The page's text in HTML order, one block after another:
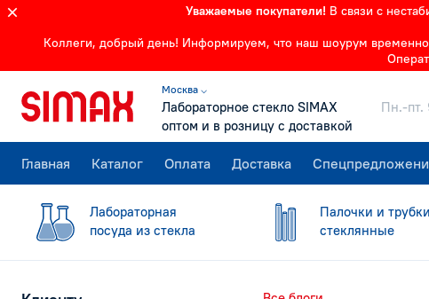
Уважаемые покупатели! В связи с
Коллеги, добрый день! Информируем, что наш шоурум временно
Москва ⌵
Лабораторное стекло SIMAX
оптом и в розницу с доставкой
Пн.-пт.
Главная Каталог Оплата Доставка
Лабораторная
посуда из стекла
Палочки и трубки
стеклянные